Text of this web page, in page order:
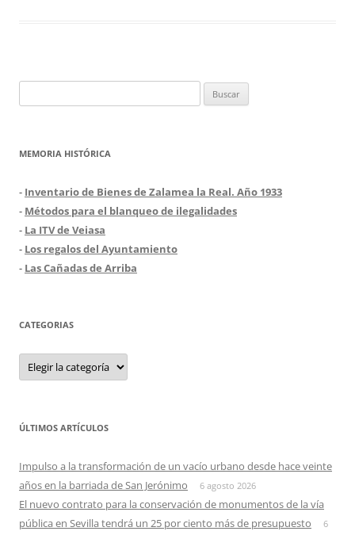
MEMORIA HISTÓRICA
- Inventario de Bienes de Zalamea la Real. Año 1933
- Métodos para el blanqueo de ilegalidades
- La ITV de Veiasa
- Los regalos del Ayuntamiento
- Las Cañadas de Arriba
CATEGORIAS
Categorias
ÚLTIMOS ARTÍCULOS
Impulso a la transformación de un vacío urbano desde hace veinte
años en la barriada de San Jerónimo
6 agosto 2026
El nuevo contrato para la conservación de monumentos de la vía
pública en Sevilla tendrá un 25 por ciento más de presupuesto
6